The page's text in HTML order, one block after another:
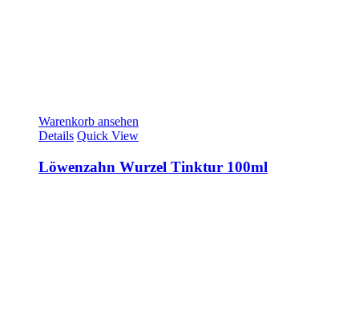
Warenkorb ansehen
Details Quick View
Löwenzahn Wurzel Tinktur 100ml